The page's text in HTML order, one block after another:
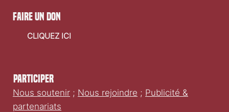
Participer
Nous soutenir ; Nous rejoindre ; Publicité &
partenariats
faire un don
CLIQUEZ ICI